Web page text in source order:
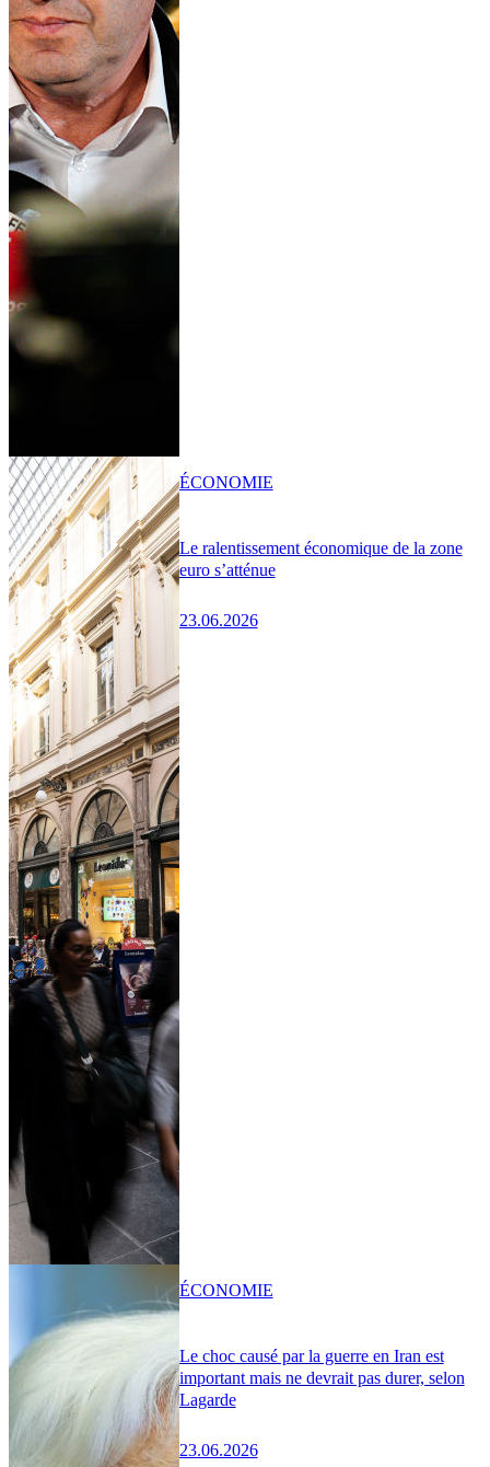
Le ralentissement économique de la zone
euro s’atténue
23.06.2026
ÉCONOMIE
Le choc causé par la guerre en Iran est
important mais ne devrait pas durer, selon
Lagarde
23.06.2026
ÉCONOMIE